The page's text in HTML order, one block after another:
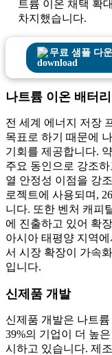
트륨 이온 채택 확
차지했습니다.
무료 샘플 다
나트륨 이온 배터
전 세계 에너지 저장
목표로 하기 때문에
기회를 제공합니다.
주요 동인으로 강조
열 안정성 이점을 강
로젝트에 사용되며,
니다. 또한 벤처 캐피
에 진출하고 있어 확
아시아 태평양 지역
서 시장 확장이 가속
입니다.
신제품 개발
신제품 개발은 나트
39%의 기업이 더 높
시하고 있습니다. 제